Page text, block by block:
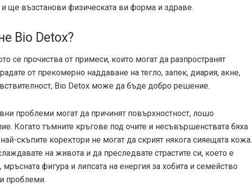
ще възстанови физическата ви форма и здраве.
Bio Detox?
се прочиства от примеси, които могат да разпространят
от прекомерно наддаване на тегло, запек, диария, акне,
Bio Detox може да бъде добро решение.
проблеми могат да причинят повърхностност, лошо
Когато тъмните кръгове под очите и несъвършенствата бяха
скъпите коректори не могат да скрият някога сияещата кожа.
на живота и да преследвате страстите си, което е
мръсната фигура и липсата на енергия за хобита и семейство
проблеми.